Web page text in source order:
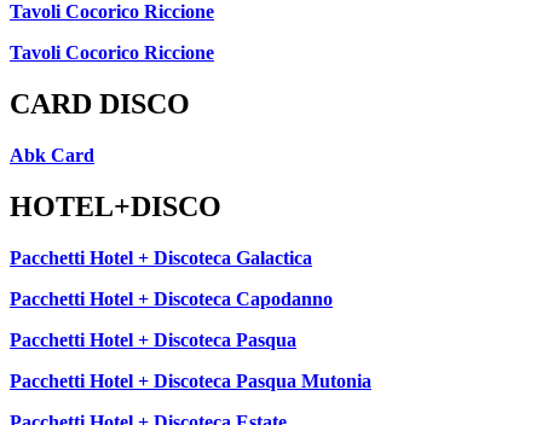
Tavoli Cocorico Riccione
Tavoli Cocorico Riccione
CARD DISCO
Abk Card
HOTEL+DISCO
Pacchetti Hotel + Discoteca Galactica
Pacchetti Hotel + Discoteca Capodanno
Pacchetti Hotel + Discoteca Pasqua
Pacchetti Hotel + Discoteca Pasqua Mutonia